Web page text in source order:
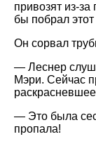
привозят из-
бы побрал
Он сорвал
— Леснер
Мэри. Сейчас
— Это была
пропала!